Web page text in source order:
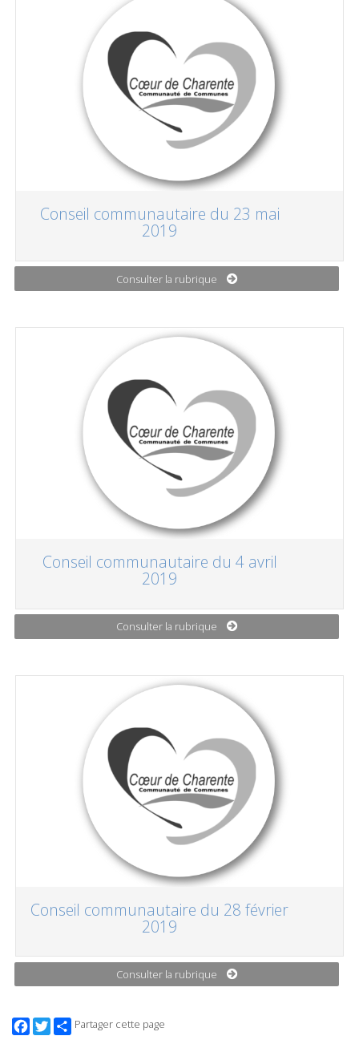
Conseil communautaire du 23 mai
2019
Consulter la rubrique
Conseil communautaire du 4 avril
2019
Consulter la rubrique
Conseil communautaire du 28 février
2019
Consulter la rubrique
Facebook
TwitterPartager cette page